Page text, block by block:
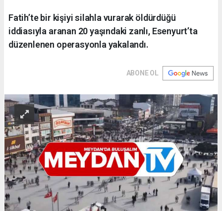
Fatih’te bir kişiyi silahla vurarak öldürdüğü
iddiasıyla aranan 20 yaşındaki zanlı, Esenyurt’ta
düzenlenen operasyonla yakalandı.
ABONE OL